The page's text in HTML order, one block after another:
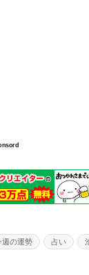
週の運勢 占い